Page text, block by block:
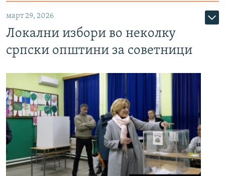
март 29, 2026
Локални избори во неколку
српски општини за советници